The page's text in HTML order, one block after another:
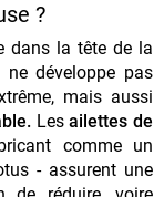
?
dans la tête de la
ne développe pas
mais aussi
Lesailettes de
comme un
- assurent une